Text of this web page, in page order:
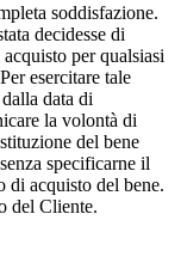
soddisfazione.
decidesse di
per qualsiasi
esercitare tale
data di
la volontà di
del bene
specificarne il
di acquisto del bene.
del Cliente.